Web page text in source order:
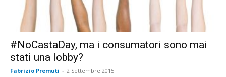
#NoCastaDay, ma i consumatori sono mai
stati una lobby?
Fabrizio Premuti - 2 Settembre 2015